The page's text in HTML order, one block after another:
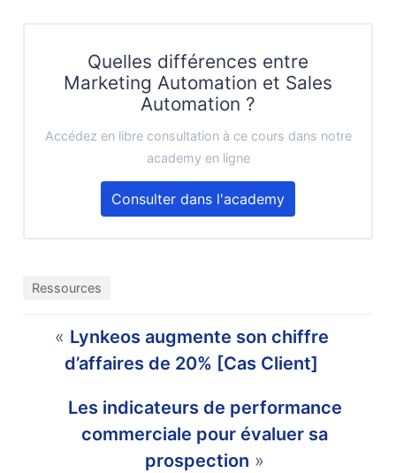
Quelles différences entre
Marketing Automation et Sales
Automation ?
Accédez en libre consultation à ce cours dans notre
academy en ligne
Consulter dans l'academy
Ressources
« Lynkeos augmente son chiffre
d’affaires de 20% [Cas Client]
Les indicateurs de performance
commerciale pour évaluer sa
prospection »